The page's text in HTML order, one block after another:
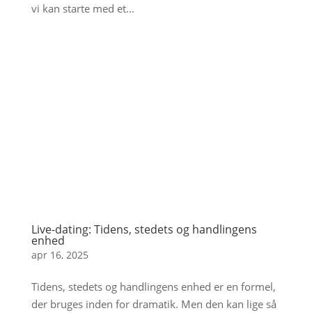
vi kan starte med et...
Live-dating: Tidens, stedets og handlingens
enhed
apr 16, 2025
Tidens, stedets og handlingens enhed er en formel,
der bruges inden for dramatik. Men den kan lige så